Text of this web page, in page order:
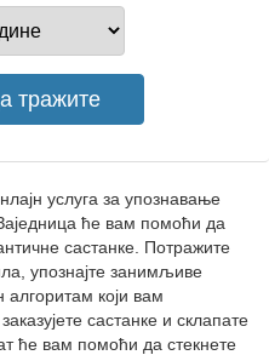
услуга за упознавање
ће вам помоћи да
састанке. Потражите
упознајте занимљиве
алгоритам који вам
састанке и склапате
ће вам помоћи да стекнете